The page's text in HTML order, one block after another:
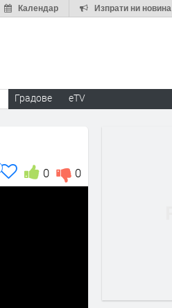
Изпрати ни новина
Календар
Градове eTV
0
0